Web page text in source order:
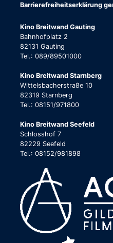
Barrierefreiheitserklärung
Kino Breitwand Gauting
Bahnhofplatz 2
82131 Gauting
Tel.: 089/89501000
Kino Breitwand Starnberg
Wittelsbacherstraße 10
82319 Starnberg
Tel.: 08151/971800
Kino Breitwand Seefeld
Schlosshof 7
82229 Seefeld
Tel.: 08152/981898